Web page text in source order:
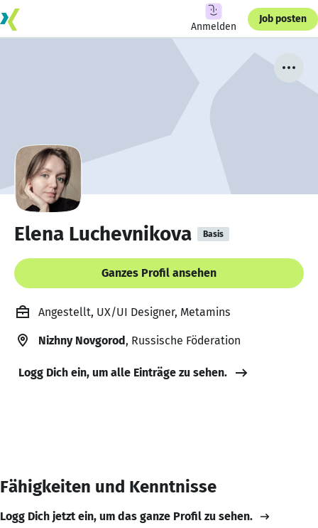
Anmelden
Job posten
Elena Luchevnikova Basis
Ganzes Profil ansehen
Angestellt, UX/UI Designer, Metamins
Nizhny Novgorod, Russische Föderation
Logg Dich ein, um alle Einträge zu sehen.
Fähigkeiten und Kenntnisse
Logg Dich jetzt ein, um das ganze Profil zu sehen.